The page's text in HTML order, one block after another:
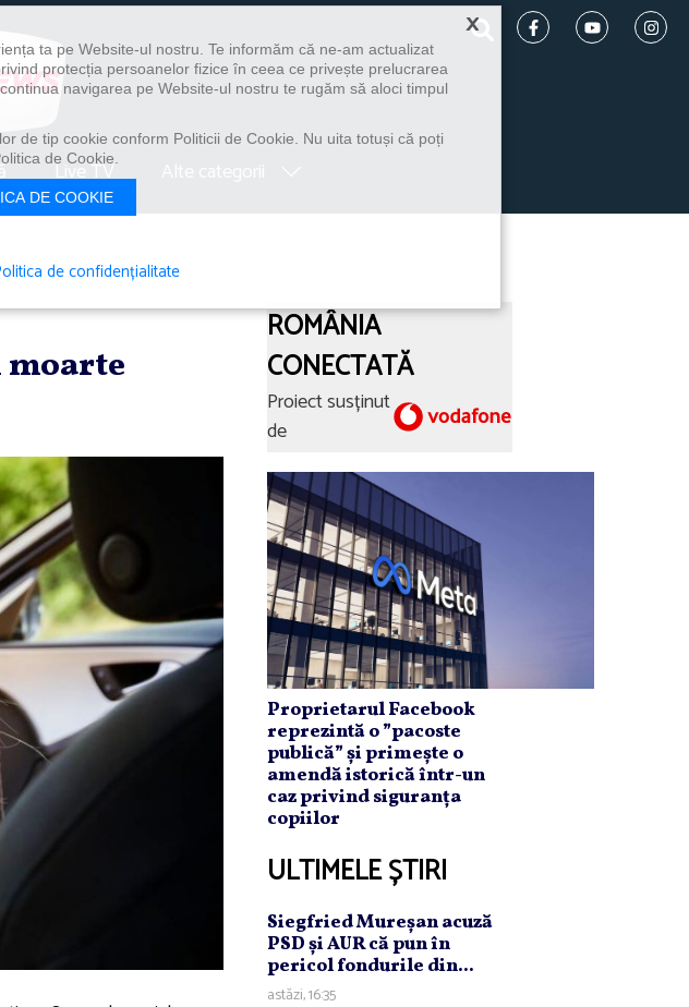
Live TV
ROMÂNIA
CONECTATĂ
Proiect susținut
de
Proprietarul Facebook
reprezintă o ”pacoste
publică” și primește o
amendă istorică într-un
caz privind siguranța
copiilor
ULTIMELE ȘTIRI
Siegfried Mureşan acuză
PSD şi AUR că pun în
pericol fondurile din...
astăzi, 16:35
×
ta pe Website-ul nostru. Te informăm că ne-am actualizat
protecția persoanelor fizice în ceea ce privește prelucrarea
navigarea pe Website-ul nostru te rugăm să aloci timpul
de tip cookie conform Politicii de Cookie. Nu uita totuși că poți
de Cookie.
DE COOKIE
de confidențialitate